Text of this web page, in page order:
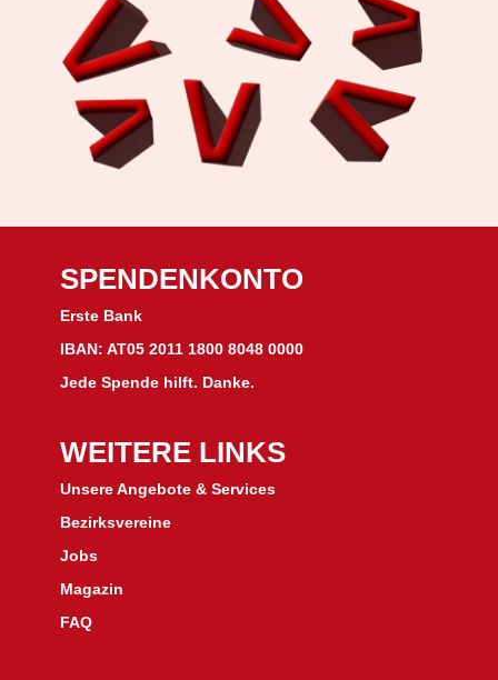
SPENDENKONTO
Erste Bank
IBAN: AT05 2011 1800 8048 0000
Jede Spende hilft. Danke.
WEITERE LINKS
Unsere Angebote & Services
Bezirksvereine
Jobs
Magazin
FAQ